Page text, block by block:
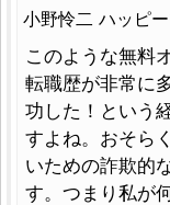
小野怜二 ハッピ
このような無料
転職歴が非常に
功した！という
すよね。おそら
いための詐欺的
す。つまり私が